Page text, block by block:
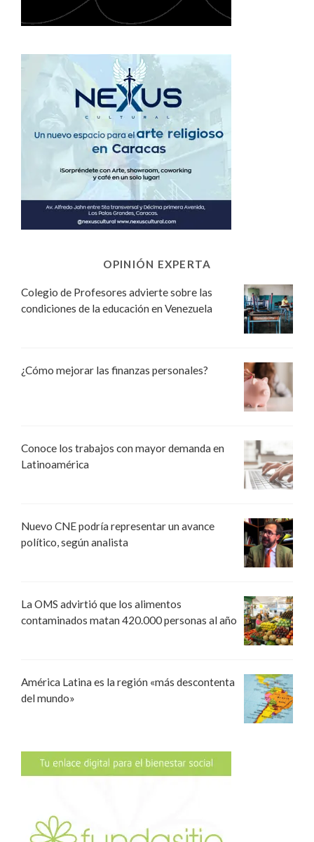
OPINIÓN EXPERTA
Colegio de Profesores advierte sobre las
condiciones de la educación en Venezuela
¿Cómo mejorar las finanzas personales?
Conoce los trabajos con mayor demanda en
Latinoamérica
Nuevo CNE podría representar un avance
político, según analista
La OMS advirtió que los alimentos
contaminados matan 420.000 personas al año
América Latina es la región «más descontenta
del mundo»